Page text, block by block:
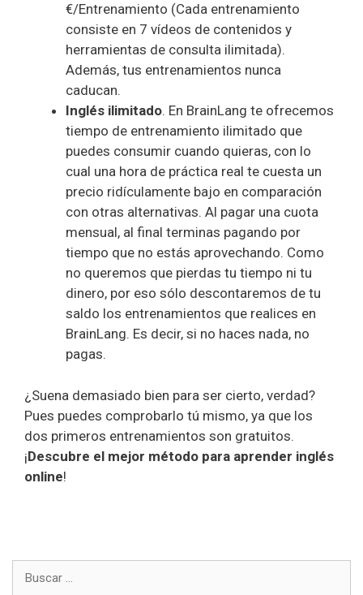
€/Entrenamiento (Cada entrenamiento
consiste en 7 vídeos de contenidos y
herramientas de consulta ilimitada).
Además, tus entrenamientos nunca
caducan.
Inglés ilimitado. En BrainLang te ofrecemos
tiempo de entrenamiento ilimitado que
puedes consumir cuando quieras, con lo
cual una hora de práctica real te cuesta un
precio ridículamente bajo en comparación
con otras alternativas. Al pagar una cuota
mensual, al final terminas pagando por
tiempo que no estás aprovechando. Como
no queremos que pierdas tu tiempo ni tu
dinero, por eso sólo descontaremos de tu
saldo los entrenamientos que realices en
BrainLang. Es decir, si no haces nada, no
pagas.
¿Suena demasiado bien para ser cierto, verdad?
Pues puedes comprobarlo tú mismo, ya que los
dos primeros entrenamientos son gratuitos.
¡Descubre el mejor método para aprender inglés
online!